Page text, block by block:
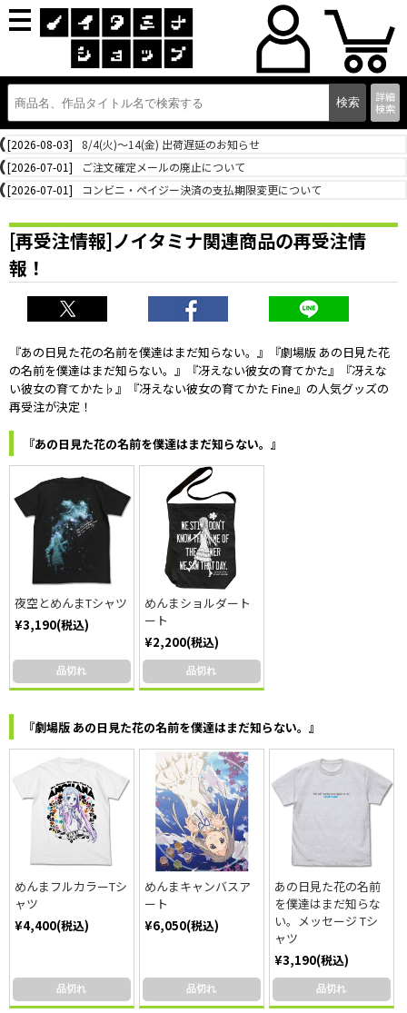
詳細
検索
[2026-08-03]
8/4(火)～14(金) 出荷遅延のお知らせ
[2026-07-01]
ご注文確定メールの廃止について
[2026-07-01]
コンビニ・ペイジー決済の支払期限変更について
[再受注情報]ノイタミナ関連商品の再受注情
報！
『あの日見た花の名前を僕達はまだ知らない。』『劇場版 あの日見た花
の名前を僕達はまだ知らない。』『冴えない彼女の育てかた』『冴えな
い彼女の育てかた♭』『冴えない彼女の育てかた Fine』の人気グッズの
再受注が決定！
『あの日見た花の名前を僕達はまだ知らない。』
夜空とめんまTシャツ
¥3,190(税込)
品切れ
めんまショルダート
ート
¥2,200(税込)
品切れ
『劇場版 あの日見た花の名前を僕達はまだ知らない。』
めんまフルカラーTシ
ャツ
¥4,400(税込)
品切れ
めんまキャンバスア
ート
¥6,050(税込)
品切れ
あの日見た花の名前
を僕達はまだ知らな
い。メッセージ Tシ
ャツ
¥3,190(税込)
品切れ